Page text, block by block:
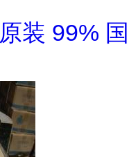
装 99% 国